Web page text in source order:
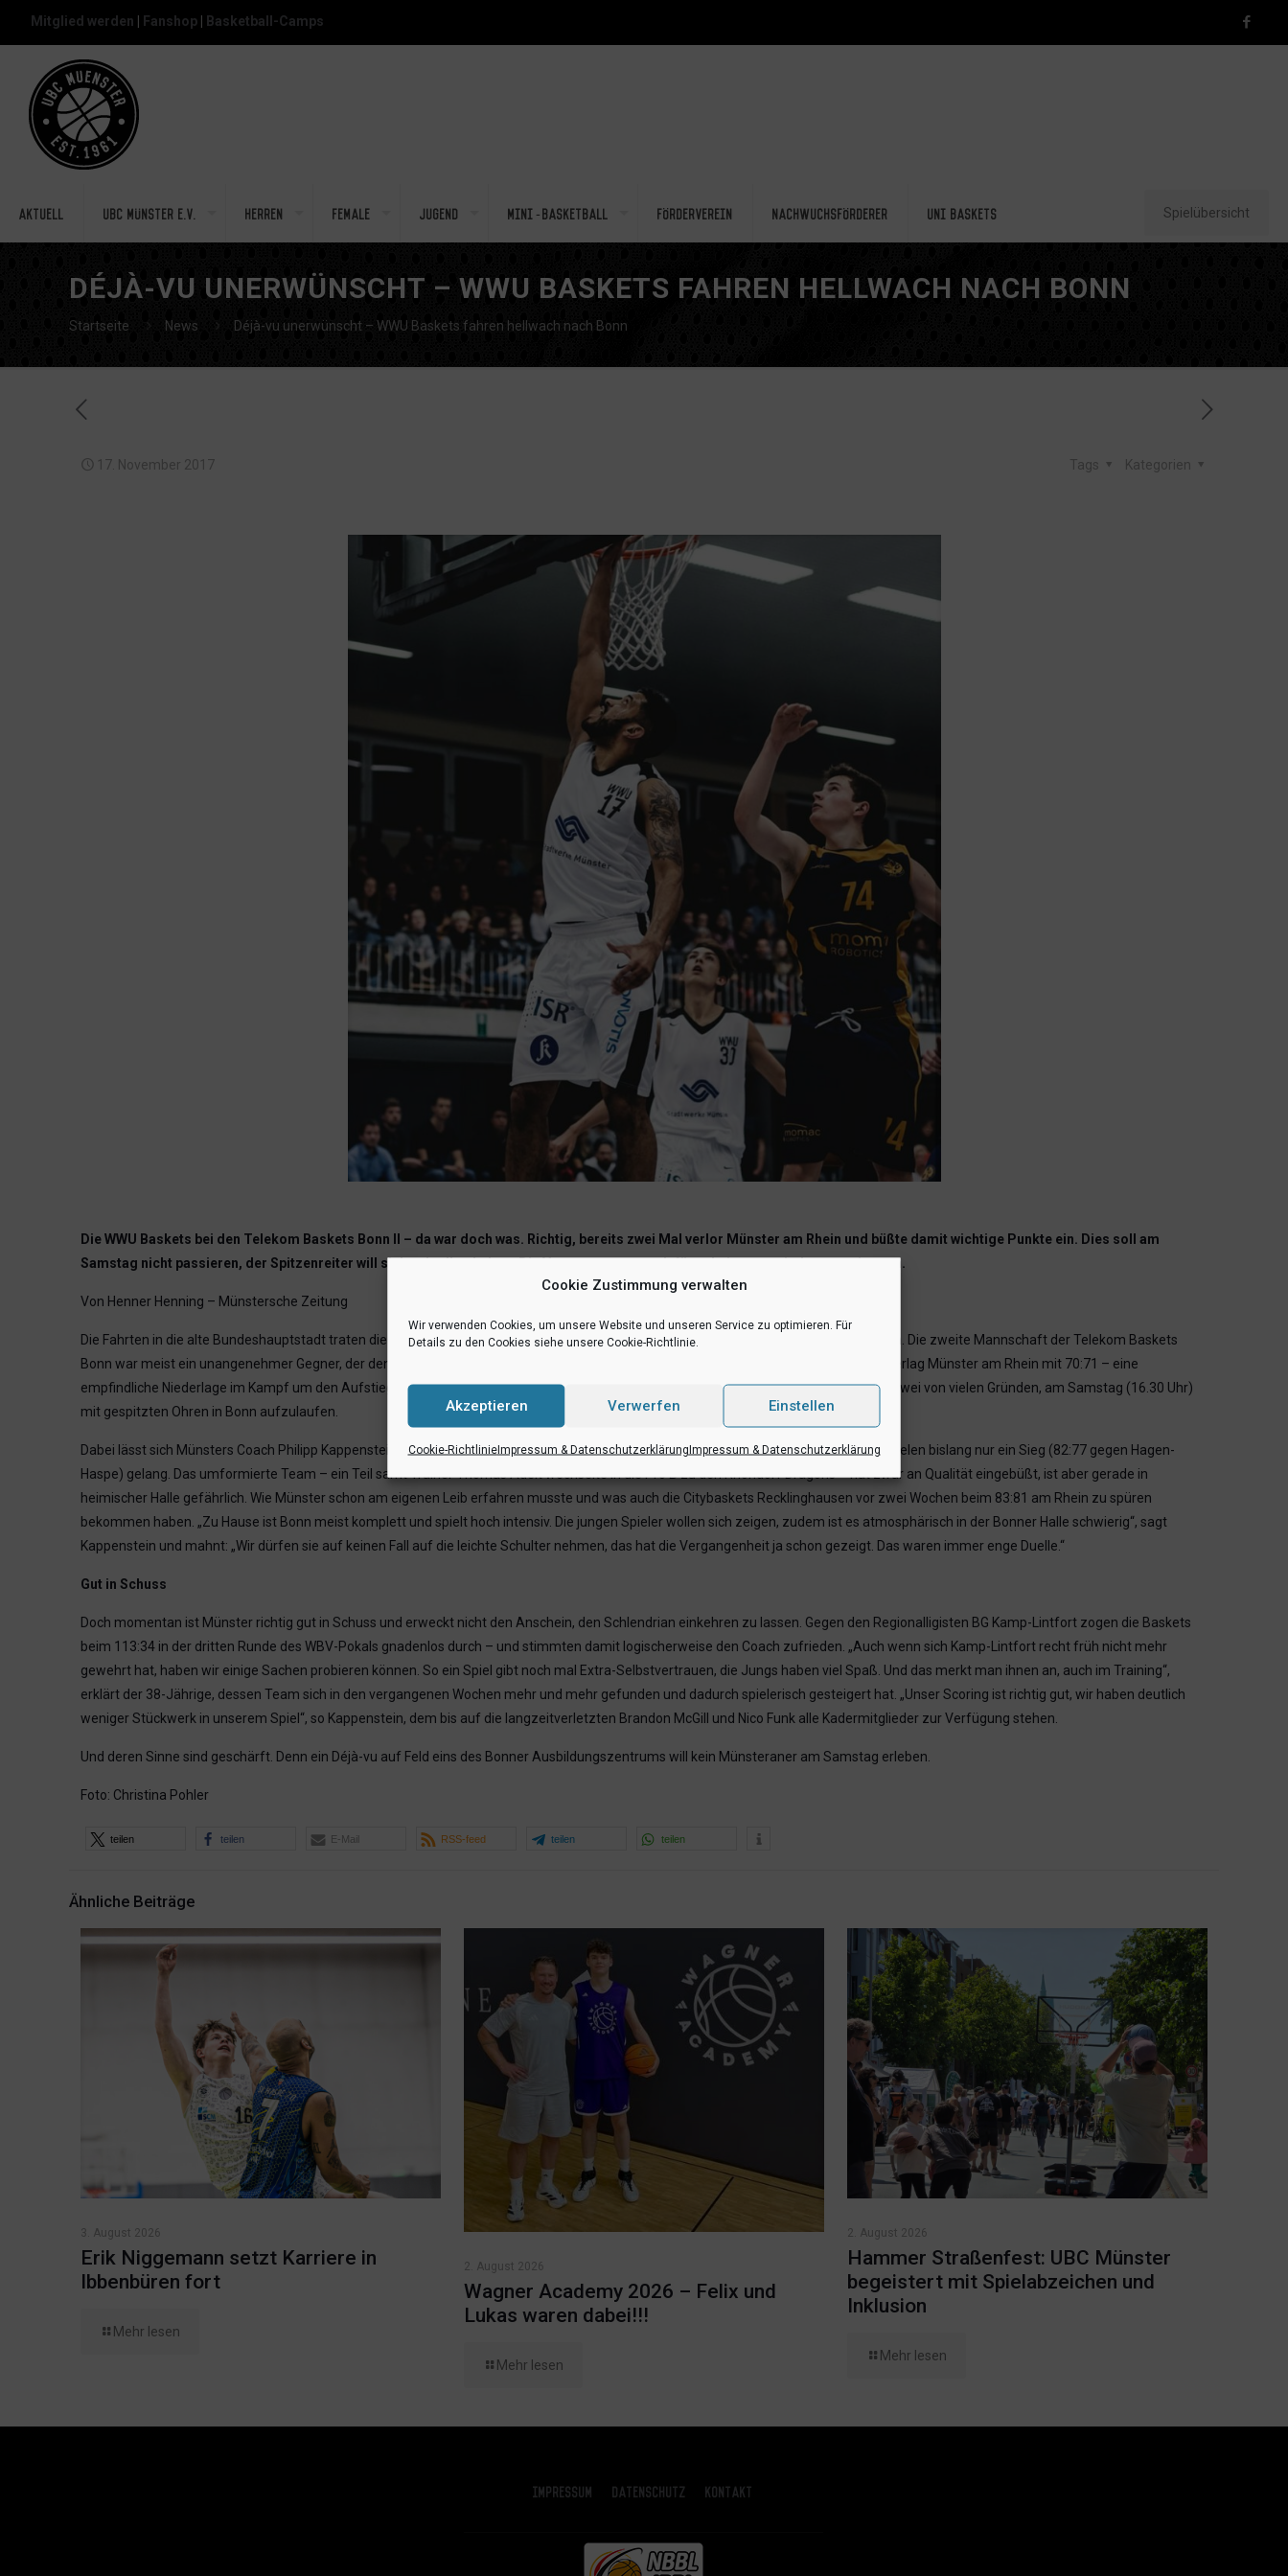
Cookie Zustimmung verwalten
Wir verwenden Cookies, um unsere Website und unseren Service zu optimieren. Für
Details zu den Cookies siehe unsere Cookie-Richtlinie.
Akzeptieren Verwerfen Einstellen
Cookie-RichtlinieImpressum & DatenschutzerklärungImpressum & Datenschutzerklärung
Mitglied werden Fanshop Basketball-Camps
Aktuell UBC Münster e.V. Herren Female Jugend Mini-Basketball Förderverein Nachwuchsförderer Uni Baskets Spielübersicht
DÉJÀ-VU UNERWÜNSCHT – WWU BASKETS FAHREN HELLWACH NACH BONN
Startseite News Déjà-vu unerwünscht – WWU Baskets fahren hellwach nach Bonn
17. November 2017 Kategorien
Tags
Die WWU Baskets bei den Telekom Baskets Bonn II – da war doch was. Richtig, bereits zwei Mal verlor Münster am Rhein und büßte damit wichtige Punkte ein. Dies soll am
Samstag nicht passieren, der Spitzenreiter will sich schadlos halten. Die Voraussetzungen dafür scheinen zumindest zu stimmen.
Von Henner Henning – Münstersche Zeitung
Die Fahrten in die alte Bundeshauptstadt traten die WWU Baskets Münster in der Vergangenheit immer mit leichten Bauchschmerzen an. Die zweite Mannschaft der Telekom Baskets
Bonn war meist ein unangenehmer Gegner, der den Westfalen schon ein ums andere Mal richtig wehgetan hat. Im September 2015 unterlag Münster am Rhein mit 70:71 – eine
empfindliche Niederlage im Kampf um den Aufstieg. Im Februar 2017 gab es ein 72:73 – das endgültige Aus im Meisterschaftsrennen. Zwei von vielen Gründen, am Samstag (16.30 Uhr)
mit gespitzten Ohren in Bonn aufzulaufen.
Dabei lässt sich Münsters Coach Philipp Kappenstein auch nicht von der mageren Bilanz des Gastgebers blenden, dem in zehn Saisonspielen bislang nur ein Sieg (82:77 gegen Hagen-
Haspe) gelang. Das umformierte Team – ein Teil samt Trainer Thomas Adelt wechselte in die Pro B zu den Rhöndorf Dragons – hat zwar an Qualität eingebüßt, ist aber gerade in
heimischer Halle gefährlich. Wie Münster schon am eigenen Leib erfahren musste und was auch die Citybaskets Recklinghausen vor zwei Wochen beim 83:81 am Rhein zu spüren
bekommen haben. „Zu Hause ist Bonn meist komplett und spielt hoch intensiv. Die jungen Spieler wollen sich zeigen, zudem ist es atmosphärisch in der Bonner Halle schwierig“, sagt
Kappenstein und mahnt: „Wir dürfen sie auf keinen Fall auf die leichte Schulter nehmen, das hat die Vergangenheit ja schon gezeigt. Das waren immer enge Duelle.“
Gut in Schuss
Doch momentan ist Münster richtig gut in Schuss und erweckt nicht den Anschein, den Schlendrian einkehren zu lassen. Gegen den Regionalligisten BG Kamp-Lintfort zogen die Baskets
beim 113:34 in der dritten Runde des WBV-Pokals gnadenlos durch – und stimmten damit logischerweise den Coach zufrieden. „Auch wenn sich Kamp-Lintfort recht früh nicht mehr
gewehrt hat, haben wir einige Sachen probieren können. So ein Spiel gibt noch mal Extra-Selbstvertrauen, die Jungs haben viel Spaß. Und das merkt man ihnen an, auch im Training“,
erklärt der 38-Jährige, dessen Team sich in den vergangenen Wochen mehr und mehr gefunden und dadurch spielerisch gesteigert hat. „Unser Scoring ist richtig gut, wir haben deutlich
weniger Stückwerk in unserem Spiel“, so Kappenstein, dem bis auf die langzeitverletzten Brandon McGill und Nico Funk alle Kadermitglieder zur Verfügung stehen.
Und deren Sinne sind geschärft. Denn ein Déjà-vu auf Feld eins des Bonner Ausbildungszentrums will kein Münsteraner am Samstag erleben.
Foto: Christina Pohler
teilen teilen E-Mail RSS-feed teilen teilen
Ähnliche Beiträge
3. August 2026
Erik Niggemann setzt Karriere in
Ibbenbüren fort
Mehr lesen
2. August 2026
Wagner Academy 2026 – Felix und
Lukas waren dabei!!!
Mehr lesen
2. August 2026
Hammer Straßenfest: UBC Münster
begeistert mit Spielabzeichen und
Inklusion
Mehr lesen
Impressum Datenschutz Kontakt